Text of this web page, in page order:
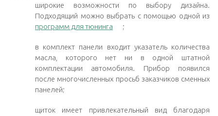
широкие возможности по выбору дизайна.
Подходящий можно выбрать с помощью одной из
программ для тюнинга
;
в комплект панели входит указатель количества
масла, которого нет ни в одной штатной
комплектации автомобиля. Прибор появился
после многочисленных просьб заказчиков сменных
панелей;
щиток имеет привлекательный вид благодаря